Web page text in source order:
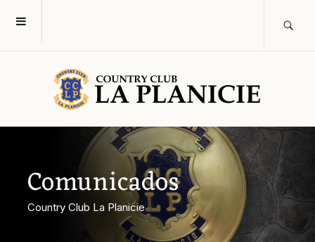
Comunicados
Country Club La Planicie